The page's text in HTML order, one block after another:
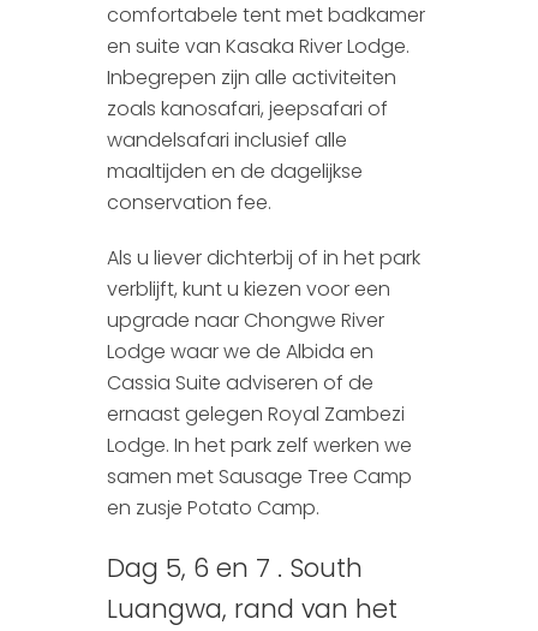
comfortabele tent met badkamer
en suite van Kasaka River Lodge.
Inbegrepen zijn alle activiteiten
zoals kanosafari, jeepsafari of
wandelsafari inclusief alle
maaltijden en de dagelijkse
conservation fee.
Als u liever dichterbij of in het park
verblijft, kunt u kiezen voor een
upgrade naar Chongwe River
Lodge waar we de Albida en
Cassia Suite adviseren of de
ernaast gelegen Royal Zambezi
Lodge. In het park zelf werken we
samen met Sausage Tree Camp
en zusje Potato Camp.
Dag 5, 6 en 7 . South
Luangwa, rand van het